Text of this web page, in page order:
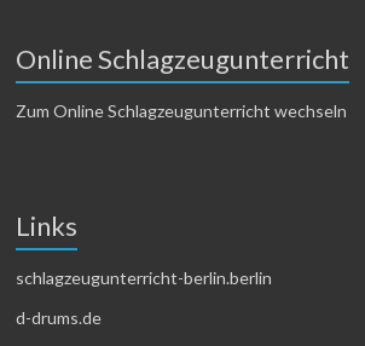
Online Schlagzeugunterricht
Zum Online Schlagzeugunterricht wechseln
Links
schlagzeugunterricht-berlin.berlin
d-drums.de